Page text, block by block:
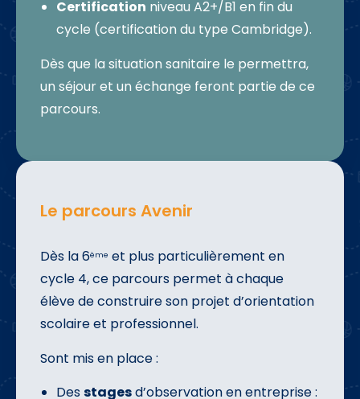
Certification niveau A2+/B1 en fin du
cycle (certification du type Cambridge).
Dès que la situation sanitaire le permettra,
un séjour et un échange feront partie de ce
parcours.
Le parcours Avenir
Dès la 6ème et plus particulièrement en
cycle 4, ce parcours permet à chaque
élève de construire son projet d’orientation
scolaire et professionnel.
Sont mis en place :
Desstagesd’observation en entreprise :